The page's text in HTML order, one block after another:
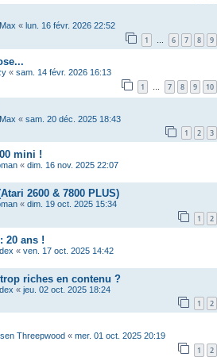
« lun. 16 févr. 2026 22:52
1 … 6 7 8 9
« sam. 14 févr. 2026 16:13
1 7 8 9 10
« sam. 20 déc. 2025 18:43
1 2 3
mini !
« dim. 16 nov. 2025 22:07
2600 & 7800 PLUS)
« dim. 19 oct. 2025 15:34
1 2
20 ans !
« ven. 17 oct. 2025 14:42
riches en contenu ?
« jeu. 02 oct. 2025 18:24
1 2
Threepwood « mer. 01 oct. 2025 20:19
1 2